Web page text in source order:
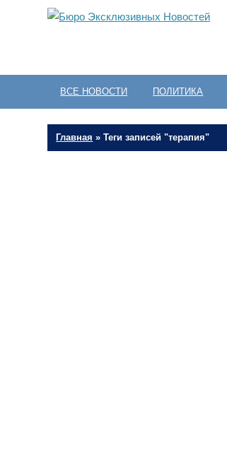
ВСЕ НОВОСТИ ПОЛИТИКА
Главная »Теги записей "терапия"